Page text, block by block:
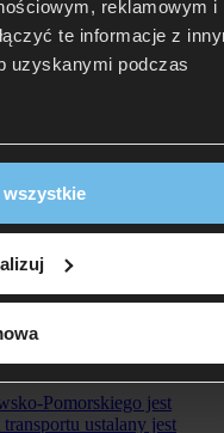
reklamowym i
te informacje z
uzyskanymi podczas
wszystkie
Pomorskiego jest
ustalany jest